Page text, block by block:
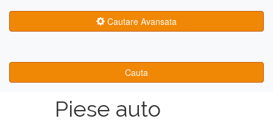
Cautare Avansata
Cauta
Piese auto